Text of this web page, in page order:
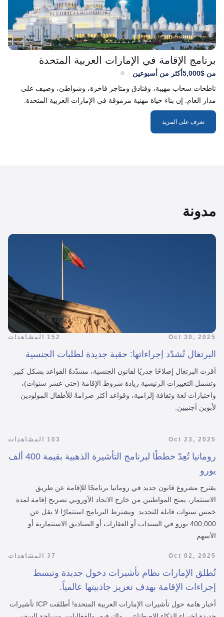
برنامج الإقامة في الإمارات العربية المتحدة
من $5,000
أكثر من أسبوعين
ناطحات سحاب مهيبة، وفنادق ومتاجر فاخرة، وشواطئ، وصيف على
مدار العام. إن بناء حياة مهنية مرموقة في الإمارات العربية المتحدة.
Oct 30, 2025 152 المشاهدات
البرتغال تُشدّد إجراءاتها: حقبة جديدة لطلبات الجنسية
أقرت البرتغال إصلاحًا جذريًا لقانون الجنسية، مشدّدةً القواعد بشكل كبير.
وتشمل التغييرات الرئيسية زيادة شروط الإقامة (حتى عشر سنوات)،
واختبارات لغة وثقافة إلزامية، وقواعد أكثر صرامةً للأطفال المولودين
Oct 23, 2025 103 المشاهدات
يورو
يقترح مشروع قانون جديد في رومانيا برنامجًا للإقامة عن طريق
الاستثمار، يمنح المواطنين من خارج الاتحاد الأوروبي تصريح إقامة لمدة
خمس سنوات قابلة للتجديد. ويشترط البرنامج استثمارًا لا يقل عن
الأسهم.
Oct 02, 2025 37 المشاهدات
تُطلق الإمارات نظام تأشيرات دخول جديدة وتبسط
إجراءات الإقامة بهدف تعزيز جاذبيتها عالمياً.